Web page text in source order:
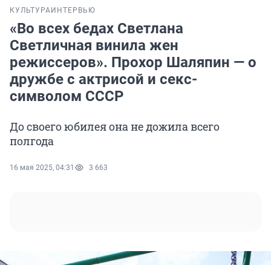
КУЛЬТУРА ИНТЕРВЬЮ
«Во всех бедах Светлана
Светличная винила жен
режиссеров». Прохор Шаляпин — о
дружбе с актрисой и секс-
символом СССР
До своего юбилея она не дожила всего
полгода
16 мая 2025, 04:31 3 663